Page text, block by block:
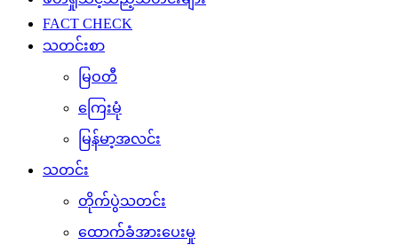
FACT CHECK
သတင်းစာ
မြဝတီ
ကြေးမုံ
မြန်မာ့အလင်း
သတင်း
တိုက်ပွဲသတင်း
ထောက်ခံအားပေးမှု